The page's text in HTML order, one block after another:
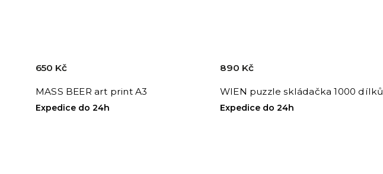
MASS BEER art print A3
Expedice do 24h
650 Kč
WIEN puzzle skládačka 1000 dílků
Expedice do 24h
890 Kč